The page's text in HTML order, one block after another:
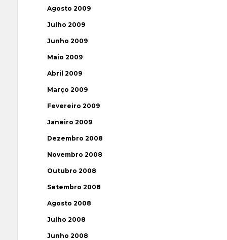
Agosto 2009
Julho 2009
Junho 2009
Maio 2009
Abril 2009
Março 2009
Fevereiro 2009
Janeiro 2009
Dezembro 2008
Novembro 2008
Outubro 2008
Setembro 2008
Agosto 2008
Julho 2008
Junho 2008